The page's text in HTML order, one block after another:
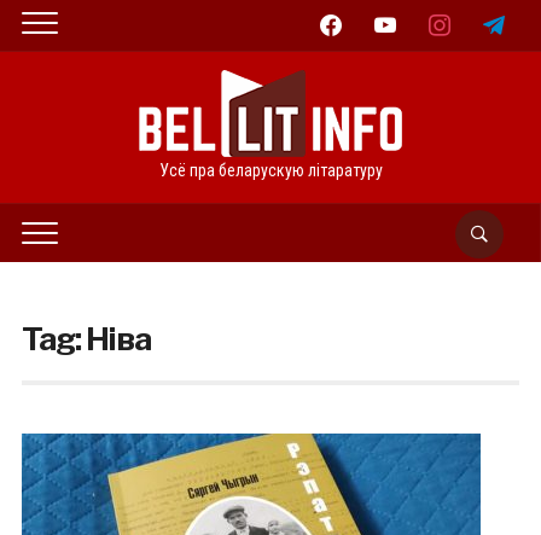
facebookyoutube instagramtelegram
Усё пра беларускую літаратуру
Tag:Ніва